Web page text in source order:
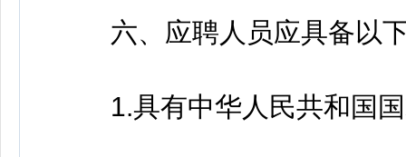
六、应聘人员应具备以
1.具有中华人民共和国国